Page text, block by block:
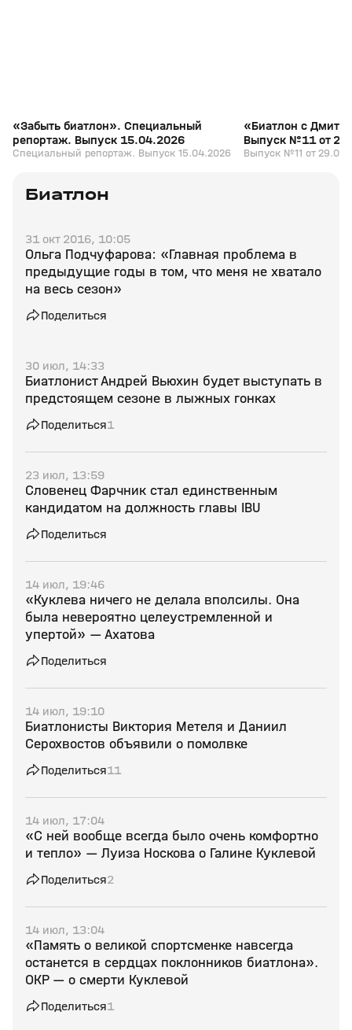
«Забыть биатлон». Специальный
репортаж. Выпуск 15.04.2026
Специальный репортаж. Выпуск 15.04.2026
«Биатлон с
Выпуск №11 от
Выпуск №11 от
Биатлон
31 окт 2016, 10:05
Ольга Подчуфарова: «Главная проблема в
предыдущие годы в том, что меня не хватало
на весь сезон»
Поделиться
30 июл, 14:33
Биатлонист Андрей Вьюхин будет выступать в
предстоящем сезоне в лыжных гонках
Поделиться1
23 июл, 13:59
Словенец Фарчник стал единственным
кандидатом на должность главы IBU
Поделиться
14 июл, 19:46
«Куклева ничего не делала вполсилы. Она
была невероятно целеустремленной и
упертой» — Ахатова
Поделиться
14 июл, 19:10
Биатлонисты Виктория Метеля и Даниил
Серохвостов объявили о помолвке
Поделиться11
14 июл, 17:04
«С ней вообще всегда было очень комфортно
и тепло» — Луиза Носкова о Галине Куклевой
Поделиться2
14 июл, 13:04
«Память о великой спортсменке навсегда
останется в сердцах поклонников биатлона».
ОКР — о смерти Куклевой
Поделиться1